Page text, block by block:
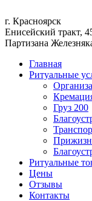
г. Красноярск
Енисейский тракт,
Партизана
Главная
Ритуальные
Груз 200
Ритуальные
Цены
Отзывы
Контакты